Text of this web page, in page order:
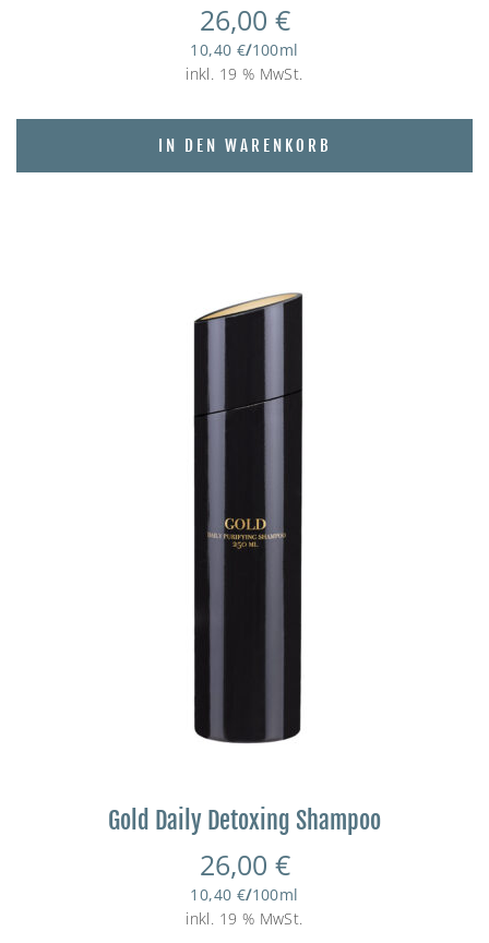
26,00 €
10,40 €/100ml
inkl. 19 % MwSt.
IN DEN WARENKORB
Gold Daily Detoxing Shampoo
26,00 €
10,40 €/100ml
inkl. 19 % MwSt.